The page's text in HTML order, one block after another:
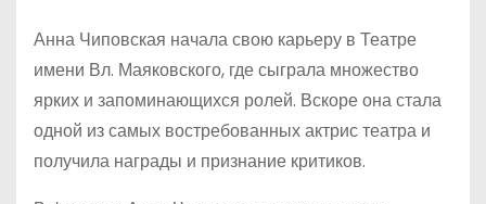
Анна Чиповская начала свою карьеру в Театре
имени Вл. Маяковского, где сыграла множество
ярких и запоминающихся ролей. Вскоре она стала
одной из самых востребованных актрис театра и
получила награды и признание критиков.